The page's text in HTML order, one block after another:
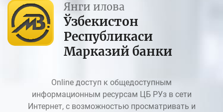
Янги илова
Ўзбекистон
Республикаси
Марказий банки
Online доступ к общедоступным
информационным ресурсам ЦБ РУз в сети
Интернет, с возможностью просматривать и